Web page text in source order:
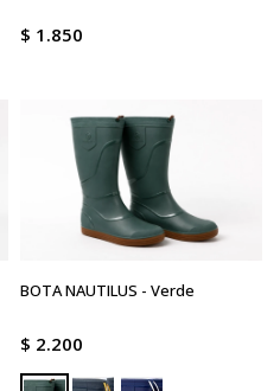
$ 1.850
BOTA NAUTILUS - Verde
$ 2.200